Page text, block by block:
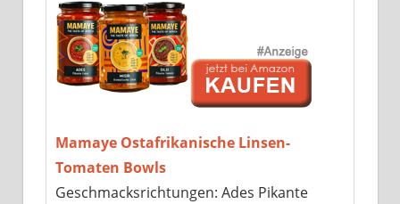
Mamaye Ostafrikanische Linsen-
Tomaten Bowls
Geschmacksrichtungen: Ades Pikante